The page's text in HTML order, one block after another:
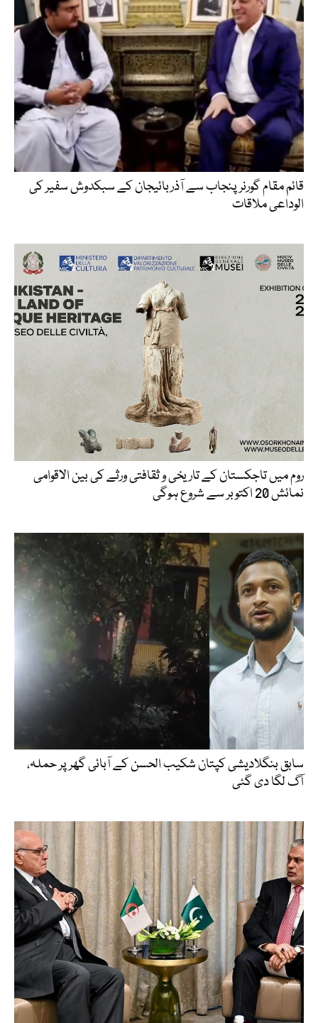
قائم مقام گورنر پنجاب سے آذربائیجان کے سبکدوش سفیر کی
الوداعی ملاقات
روم میں تاجکستان کے تاریخی و ثقافتی ورثے کی بین الاقوامی
نمائش 20 اکتوبر سے شروع ہوگی
سابق بنگلادیشی کپتان شکیب الحسن کے آبائی گھر پر حملہ،
آگ لگا دی گئی